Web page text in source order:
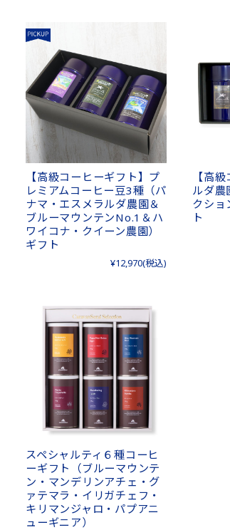
【高級コーヒーギフト】プ
レミアムコーヒー豆3種（パ
ナマ・エスメラルダ農園＆
ブルーマウンテンNo.1＆ハ
ワイコナ・クイーン農園）
ギフト
¥12,970(税込)
【高
ルダ農
クショ
ト
スペシャルティ６種コーヒ
ーギフト（ブルーマウンテ
ン・マンデリンアチェ・グ
ァテマラ・イリガチェフ・
キリマンジャロ・パプアニ
ューギニア）